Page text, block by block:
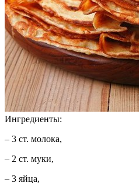
Ингредиенты:
– 3 ст. молока,
– 2 ст. муки,
– 3 яйца,